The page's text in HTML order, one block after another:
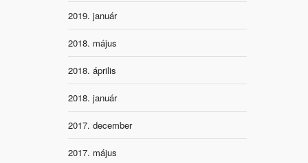
2019. január
2018. május
2018. április
2018. január
2017. december
2017. május